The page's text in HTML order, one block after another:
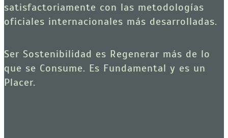
satisfactoriamente con las metodologías
oficiales internacionales más desarrolladas.
Ser Sostenibilidad es Regenerar más de lo
que se Consume. Es Fundamental y es un
Placer.